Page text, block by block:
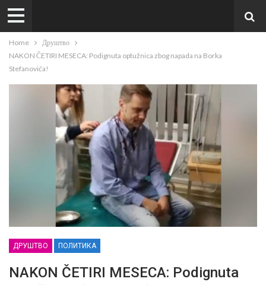
Home
Друштво
NAKON ČETIRI MESECA: Podignuta optužnica zbog napada na Borka
Stefanovića!
ДРУШТВО ПОЛИТИКА
NAKON ČETIRI MESECA: Podignuta